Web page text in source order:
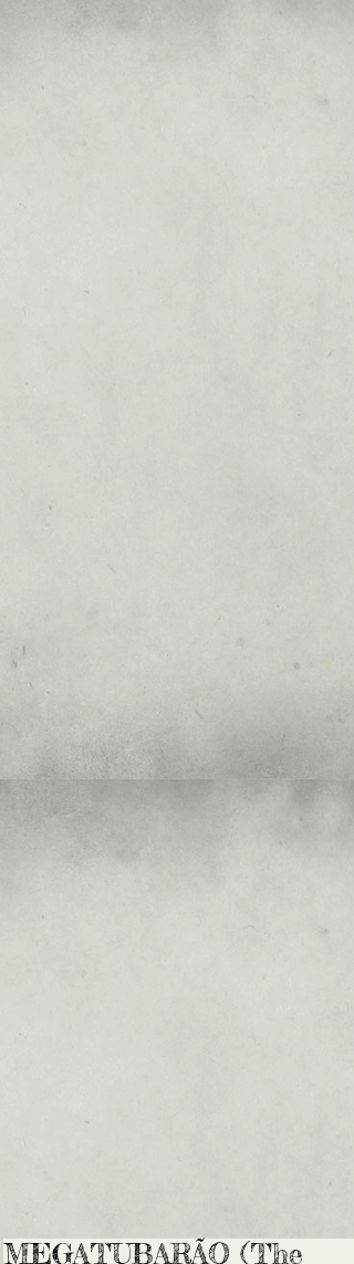
MEGATUBARÃO (The